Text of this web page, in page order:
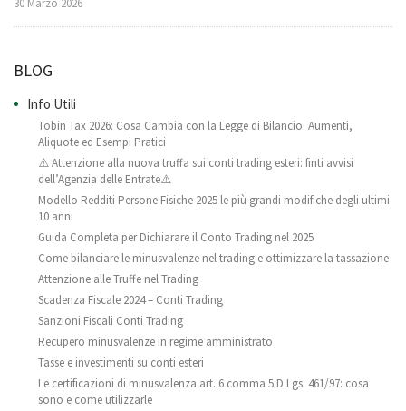
BLOG
Info Utili
Tobin Tax 2026: Cosa Cambia con la Legge di Bilancio. Aumenti,
Aliquote ed Esempi Pratici
⚠️ Attenzione alla nuova truffa sui conti trading esteri: finti avvisi
dell’Agenzia delle Entrate⚠️
Modello Redditi Persone Fisiche 2025 le più grandi modifiche degli ultimi
10 anni
Guida Completa per Dichiarare il Conto Trading nel 2025
Come bilanciare le minusvalenze nel trading e ottimizzare la tassazione
Attenzione alle Truffe nel Trading
Scadenza Fiscale 2024 – Conti Trading
Sanzioni Fiscali Conti Trading
Recupero minusvalenze in regime amministrato
Tasse e investimenti su conti esteri
Le certificazioni di minusvalenza art. 6 comma 5 D.Lgs. 461/97: cosa
sono e come utilizzarle